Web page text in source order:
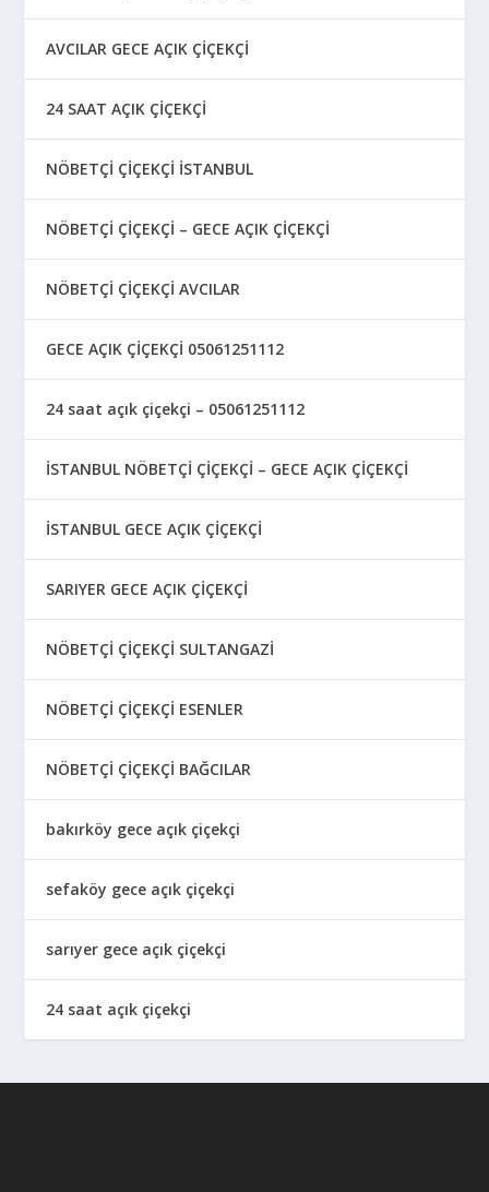
AVCILAR GECE AÇIK ÇİÇEKÇİ
24 SAAT AÇIK ÇİÇEKÇİ
NÖBETÇİ ÇİÇEKÇİ İSTANBUL
NÖBETÇİ ÇİÇEKÇİ – GECE AÇIK ÇİÇEKÇİ
NÖBETÇİ ÇİÇEKÇİ AVCILAR
GECE AÇIK ÇİÇEKÇİ 05061251112
24 saat açık çiçekçi – 05061251112
İSTANBUL NÖBETÇİ ÇİÇEKÇİ – GECE AÇIK ÇİÇEKÇİ
İSTANBUL GECE AÇIK ÇİÇEKÇİ
SARIYER GECE AÇIK ÇİÇEKÇİ
NÖBETÇİ ÇİÇEKÇİ SULTANGAZİ
NÖBETÇİ ÇİÇEKÇİ ESENLER
NÖBETÇİ ÇİÇEKÇİ BAĞCILAR
bakırköy gece açık çiçekçi
sefaköy gece açık çiçekçi
sarıyer gece açık çiçekçi
24 saat açık çiçekçi